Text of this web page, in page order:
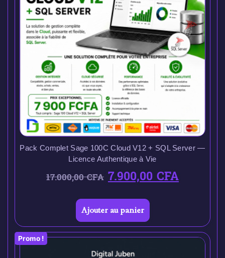
Pack Complet Sage 100C Cloud V12 + SQL Server —
Licence Authentique à Vie
17.000,00CFA 7.900,00CFA
Ajouter au panier
Promo !